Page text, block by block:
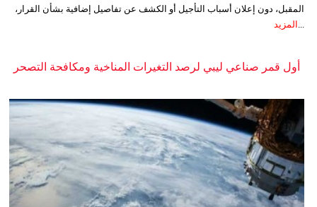
المقبل، دون إعلان أسباب التأجيل أو الكشف عن تفاصيل إضافية بشأن القرار،
... المزيد
أول قمر صناعي ليبي لرصد التغيرات المناخية ومكافحة التصحر